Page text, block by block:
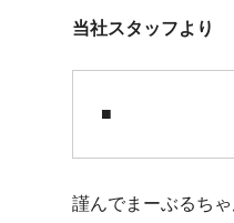
当社スタッフより
■
謹んでまーぶるち